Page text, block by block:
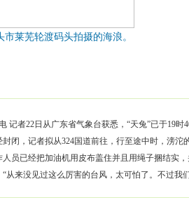
市莱芜轮渡码头拍摄的海浪。
记者22日从广东省气象台获悉，“天兔”已于19
闭，记者拟从324国道前往，行至途中时，滂
人员已经把加油机用皮布盖住并且用绳子捆结实
从来没见过这么厉害的台风，太可怕了。不过